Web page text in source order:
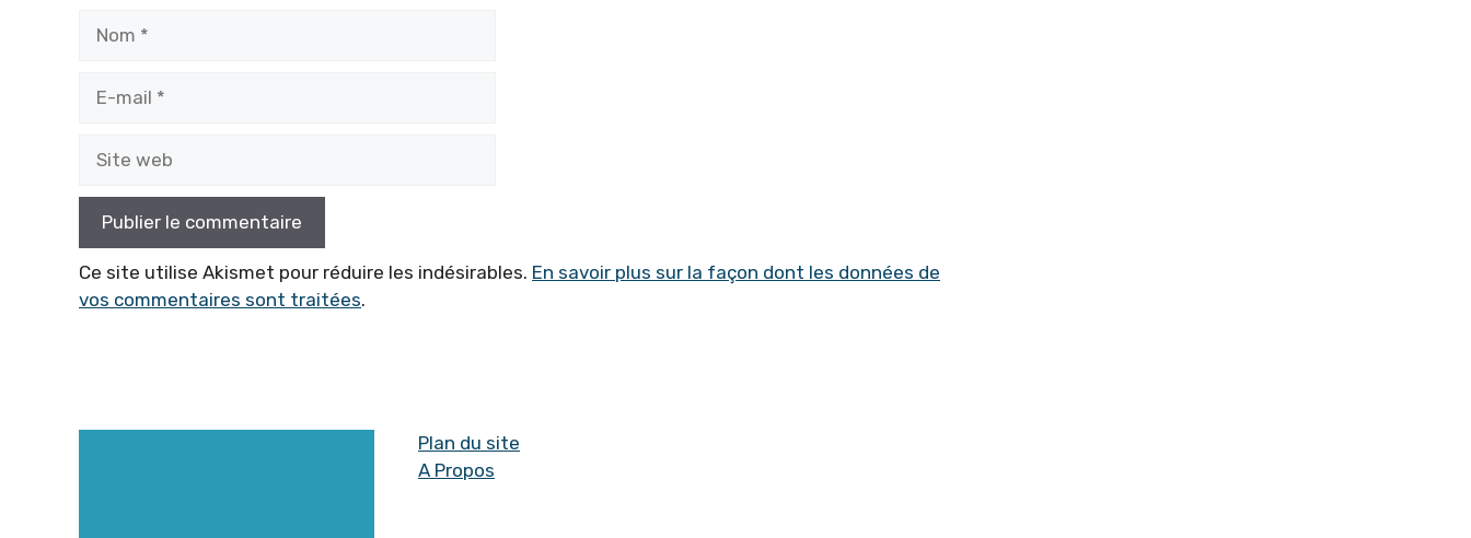
Ce site utilise Akismet pour réduire les indésirables. En savoir plus sur la façon dont les données de
vos commentaires sont traitées.
Plan du site
A Propos